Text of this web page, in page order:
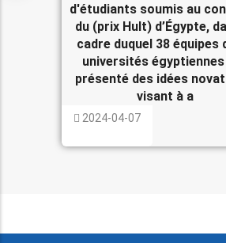
d'étudiants soumis au
du (prix Hult) d’Égypte,
cadre duquel 38 équipes
universités
présenté des idées
visant à a
2024-04-07